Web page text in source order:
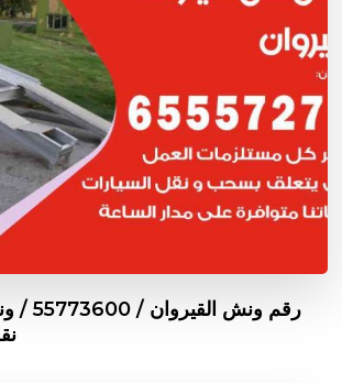
رقم ونش